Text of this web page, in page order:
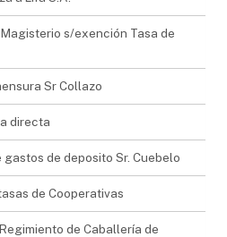
s/exención Tasa de
Sr Collazo
directa
de deposito Sr. Cuebelo
de Cooperativas
de Caballería de